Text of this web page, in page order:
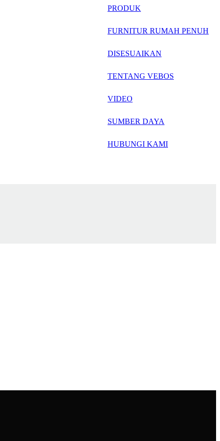
français
العربية
PRODUK
FURNITUR RUMAH PENUH
DISESUAIKAN
TENTANG VEBOS
VIDEO
SUMBER DAYA
HUBUNGI KAMI